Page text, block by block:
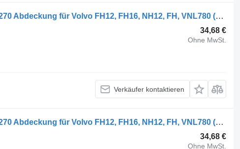
Volvo FH12 2-seeria (01.02-) 868270 Abdeckung für Volvo FH12, FH16, NH12, FH, VNL780 (1993-2014) Sattelzugmaschine
34,68 €
Ohne MwSt.
Verkäufer kontaktieren
Volvo FH12 2-seeria (01.02-) 868270 Abdeckung für Volvo FH12, FH16, NH12, FH, VNL780 (1993-2014) Sattelzugmaschine
34,68 €
Ohne MwSt.